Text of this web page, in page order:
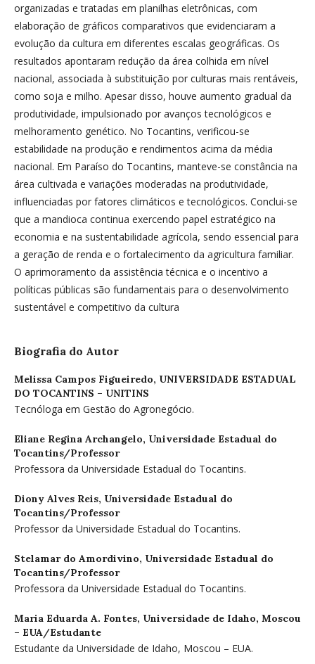
organizadas e tratadas em planilhas eletrônicas, com
elaboração de gráficos comparativos que evidenciaram a
evolução da cultura em diferentes escalas geográficas. Os
resultados apontaram redução da área colhida em nível
nacional, associada à substituição por culturas mais rentáveis,
como soja e milho. Apesar disso, houve aumento gradual da
produtividade, impulsionado por avanços tecnológicos e
melhoramento genético. No Tocantins, verificou-se
estabilidade na produção e rendimentos acima da média
nacional. Em Paraíso do Tocantins, manteve-se constância na
área cultivada e variações moderadas na produtividade,
influenciadas por fatores climáticos e tecnológicos. Conclui-se
que a mandioca continua exercendo papel estratégico na
economia e na sustentabilidade agrícola, sendo essencial para
a geração de renda e o fortalecimento da agricultura familiar.
O aprimoramento da assistência técnica e o incentivo a
políticas públicas são fundamentais para o desenvolvimento
sustentável e competitivo da cultura
Biografia do Autor
Melissa Campos Figueiredo, UNIVERSIDADE ESTADUAL
DO TOCANTINS – UNITINS
Tecnóloga em Gestão do Agronegócio.
Eliane Regina Archangelo, Universidade Estadual do
Tocantins/Professor
Professora da Universidade Estadual do Tocantins.
Diony Alves Reis, Universidade Estadual do
Tocantins/Professor
Professor da Universidade Estadual do Tocantins.
Stelamar do Amordivino, Universidade Estadual do
Tocantins/Professor
Professora da Universidade Estadual do Tocantins.
Maria Eduarda A. Fontes, Universidade de Idaho, Moscou
– EUA/Estudante
Estudante da Universidade de Idaho, Moscou – EUA.